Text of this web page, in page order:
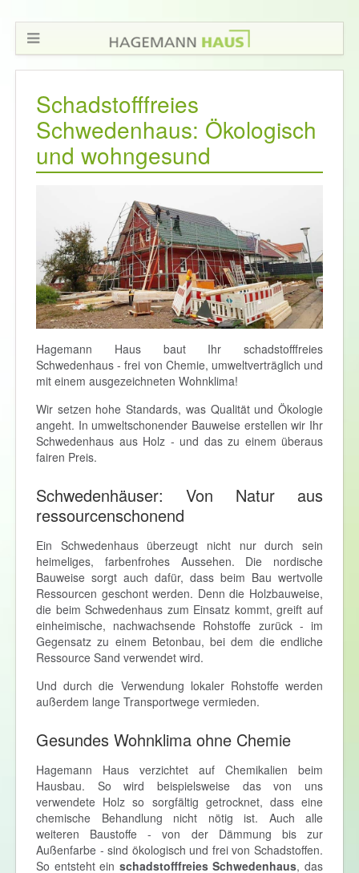
Schadstofffreies
Schwedenhaus: Ökologisch
und wohngesund
Hagemann Haus baut Ihr schadstofffreies
Schwedenhaus - frei von Chemie, umweltverträglich und
mit einem ausgezeichneten Wohnklima!
Wir setzen hohe Standards, was Qualität und Ökologie
angeht. In umweltschonender Bauweise erstellen wir Ihr
Schwedenhaus aus Holz - und das zu einem überaus
fairen Preis.
Schwedenhäuser: Von Natur aus
ressourcenschonend
Ein Schwedenhaus überzeugt nicht nur durch sein
heimeliges, farbenfrohes Aussehen. Die nordische
Bauweise sorgt auch dafür, dass beim Bau wertvolle
Ressourcen geschont werden. Denn die Holzbauweise,
die beim Schwedenhaus zum Einsatz kommt, greift auf
einheimische, nachwachsende Rohstoffe zurück - im
Gegensatz zu einem Betonbau, bei dem die endliche
Ressource Sand verwendet wird.
Und durch die Verwendung lokaler Rohstoffe werden
außerdem lange Transportwege vermieden.
Gesundes Wohnklima ohne Chemie
Hagemann Haus verzichtet auf Chemikalien beim
Hausbau. So wird beispielsweise das von uns
verwendete Holz so sorgfältig getrocknet, dass eine
chemische Behandlung nicht nötig ist. Auch alle
weiteren Baustoffe - von der Dämmung bis zur
Außenfarbe - sind ökologisch und frei von Schadstoffen.
So entsteht ein schadstofffreies Schwedenhaus, das